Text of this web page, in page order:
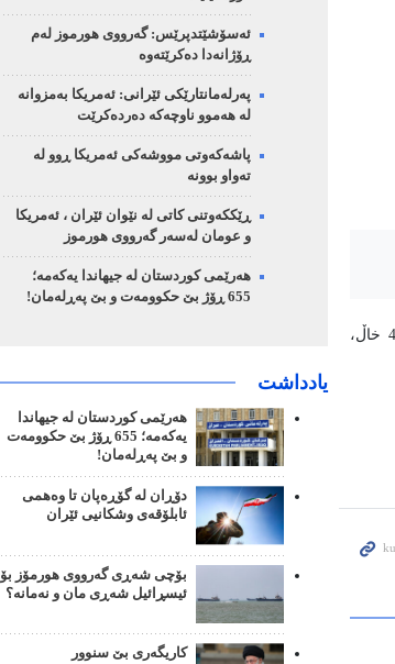
بە پێی راپۆرتی ئاژانسی هەواڵی مێهر، سەدەف ئاغە جانی خاتوونی راکەری کوردستانی بە 4834 خاڵ،
ئەسۆشێتدپرێس: گەرووی هورموز لەم
ڕۆژانەدا دەکرێتەوە
پەرلەمانتارێکی ئێرانی: ئەمریکا بەمزوانە
لە هەموو ناوچەکە دەردەکرێت
پاشەکەوتی مووشەکی ئەمریکا ڕوو لە
تەواو بوونە
ڕێککەوتنی کاتی لە نێوان ئێران ، ئەمریکا
و عومان لەسەر گەرووی هورموز
هەرێمی کوردستان لە جیهاندا یەکەمە؛
655 ڕۆژ بێ حکوومەت و بێ پەڕلەمان!
یادداشت
هەرێمی کوردستان لە جیهاندا
یەکەمە؛ 655 ڕۆژ بێ حکوومەت
و بێ پەڕلەمان!
دۆڕان لە گۆڕەپان تا وەهمی
ئابلۆقەی وشکانیی ئێران
بۆچی شەڕی گەرووی هورمۆز بۆ
ئیسڕائیل شەڕی مان و نەمانە؟
کاریگەری بێ سنوور